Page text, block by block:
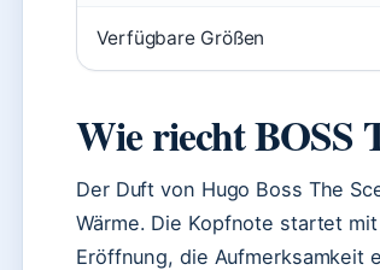
Verfügbare Größen
Wie riecht BOSS
Der Duft von Hugo Boss The
Wärme. Die Kopfnote startet
Eröffnung, die Aufmerksamkeit